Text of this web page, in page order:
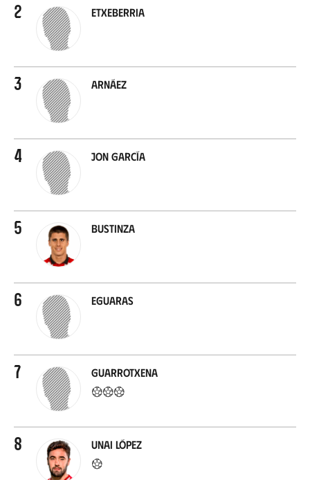
2 Etxeberria
3 Arnáez
4 Jon García
5 Bustinza
6 Eguaras
7 Guarrotxena
8 Unai López